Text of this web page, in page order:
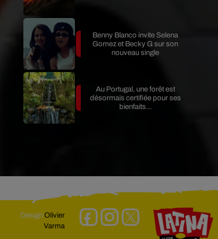
Benny Blanco invite Selena
Gomez et Becky G sur son
nouveau single
Au Portugal, une forêt est
désormais certifiée pour ses
bienfaits...
DesignOlivier
Varma